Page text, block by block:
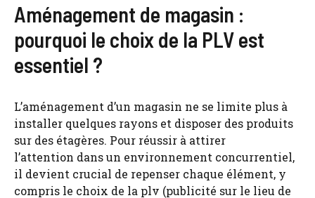
Aménagement de magasin :
pourquoi le choix de la PLV est
essentiel ?
L’aménagement d’un magasin ne se limite plus à
installer quelques rayons et disposer des produits
sur des étagères. Pour réussir à attirer
l’attention dans un environnement concurrentiel,
il devient crucial de repenser chaque élément, y
compris le choix de la plv (publicité sur le lieu de